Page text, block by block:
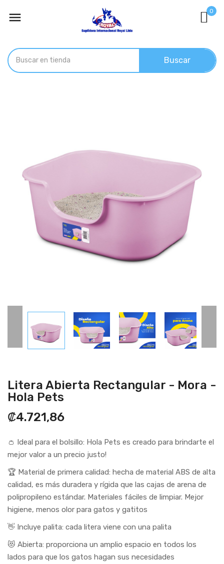
 0
Buscar
Litera Abierta Rectangular - Mora -
Hola Pets
₡4.721,86
👛 Ideal para el bolsillo: Hola Pets es creado para brindarte el
mejor valor a un precio justo!
🏆 Material de primera calidad: hecha de material ABS de alta
calidad, es más duradera y rígida que las cajas de arena de
polipropileno estándar. Materiales fáciles de limpiar. Mejor
higiene, menos olor para gatos y gatitos
👋 Incluye palita: cada litera viene con una palita
😻 Abierta: proporciona un amplio espacio en todos los
lados para que los gatos hagan sus necesidades